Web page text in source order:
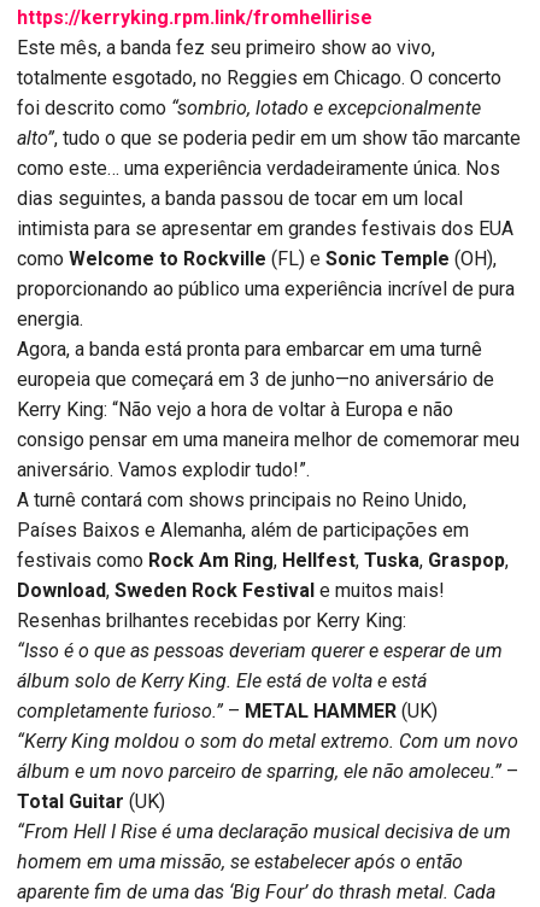
https://kerryking.rpm.link/fromhellirise
Este mês, a banda fez seu primeiro show ao vivo,
totalmente esgotado, no Reggies em Chicago. O concerto
foi descrito como “sombrio, lotado e excepcionalmente
alto”, tudo o que se poderia pedir em um show tão marcante
como este… uma experiência verdadeiramente única. Nos
dias seguintes, a banda passou de tocar em um local
intimista para se apresentar em grandes festivais dos EUA
como Welcome to Rockville (FL) e Sonic Temple (OH),
proporcionando ao público uma experiência incrível de pura
energia.
Agora, a banda está pronta para embarcar em uma turnê
europeia que começará em 3 de junho—no aniversário de
Kerry King: “Não vejo a hora de voltar à Europa e não
consigo pensar em uma maneira melhor de comemorar meu
aniversário. Vamos explodir tudo!”.
A turnê contará com shows principais no Reino Unido,
Países Baixos e Alemanha, além de participações em
festivais como Rock Am Ring, Hellfest, Tuska, Graspop,
Download, Sweden Rock Festival e muitos mais!
Resenhas brilhantes recebidas por Kerry King:
“Isso é o que as pessoas deveriam querer e esperar de um
álbum solo de Kerry King. Ele está de volta e está
completamente furioso.” – METAL HAMMER (UK)
“Kerry King moldou o som do metal extremo. Com um novo
álbum e um novo parceiro de sparring, ele não amoleceu.” –
Total Guitar (UK)
“From Hell I Rise é uma declaração musical decisiva de um
homem em uma missão, se estabelecer após o então
aparente fim de uma das ‘Big Four’ do thrash metal. Cada